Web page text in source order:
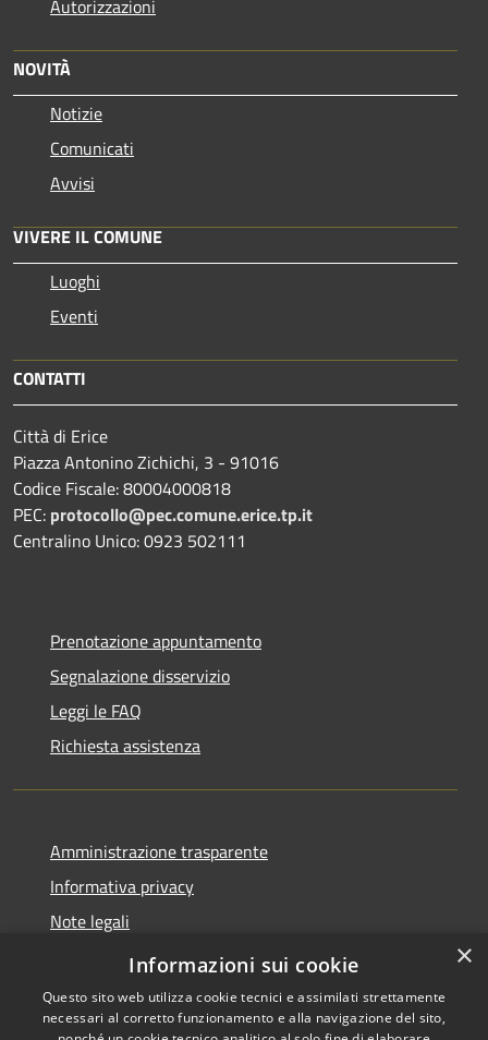
Autorizzazioni
NOVITÀ
Notizie
Comunicati
Avvisi
VIVERE IL COMUNE
Luoghi
Eventi
CONTATTI
Città di Erice
Piazza Antonino Zichichi, 3 - 91016
Codice Fiscale: 80004000818
PEC: protocollo@pec.comune.erice.tp.it
Centralino Unico: 0923 502111
Prenotazione appuntamento
Segnalazione disservizio
Leggi le FAQ
Richiesta assistenza
Amministrazione trasparente
Informativa privacy
Note legali
Dichiarazione di accessibilità
×
Informazioni sui cookie
Questo sito web utilizza cookie tecnici e assimilati strettamente
necessari al corretto funzionamento e alla navigazione del sito,